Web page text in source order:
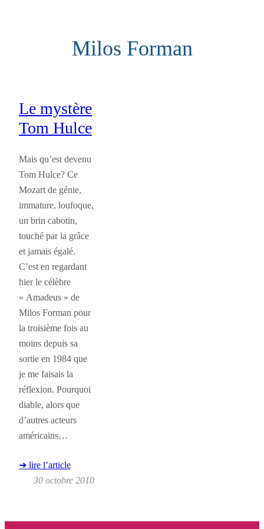
Milos Forman
Le mystère
Tom Hulce
Mais qu’est devenu
Tom Hulce? Ce
Mozart de génie,
immature, loufoque,
un brin cabotin,
touché par la grâce
et jamais égalé.
C’est en regardant
hier le célèbre
« Amadeus » de
Milos Forman pour
la troisième fois au
moins depuis sa
sortie en 1984 que
je me faisais la
réflexion. Pourquoi
diable, alors que
d’autres acteurs
américains…
➜ lire l’article
30 octobre 2010